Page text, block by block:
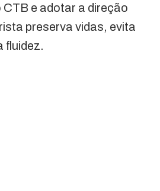
e adotar a direção
preserva vidas, evita
fluidez.